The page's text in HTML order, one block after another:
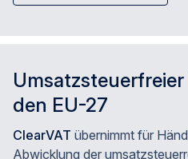
den EU-27
ClearVAT übernimmt für
Abwicklung der